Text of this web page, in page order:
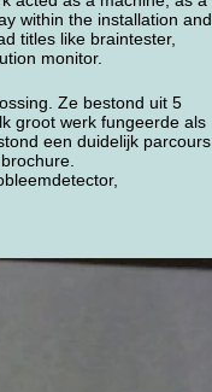
within the installation and
titles like braintester,
monitor.
Ze bestond uit 5
groot werk fungeerde als
een duidelijk parcours